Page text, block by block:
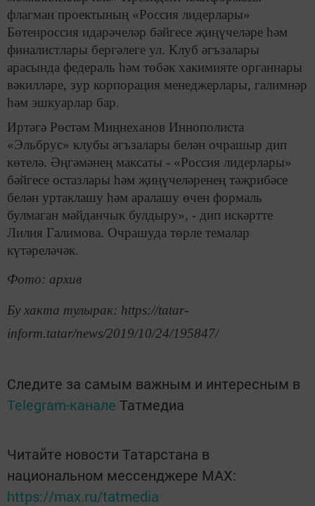
флагман проектының «Россия лидерлары»
Бөтенроссия идарәчеләр бәйгесе җиңүчеләре һәм
финалистлары бергәлеге ул. Клуб әгъзалары
арасында федераль һәм төбәк хакимияте органнары
вәкилләре, зур корпорация менеджерлары, галимнәр
һәм эшкуарлар бар.
Иртәгә Рөстәм Миңнеханов Иннополиста
«Эльбрус» клубы әгъзалары белән очрашыр дип
көтелә. Әңгәмәнең максаты - «Россия лидерлары»
бәйгесе остазлары һәм җиңүчеләренең тәҗрибәсе
белән уртаклашу һәм аралашу өчен формаль
булмаган мәйданчык булдыру», - дип искәртте
Лилия Галимова. Очрашуда төрле темалар
күтәреләчәк.
Фото: архив
Бу хакта тулырак: https://tatar-
inform.tatar/news/2019/10/24/195847/
Следите за самым важным и интересным в
Telegram-канале Татмедиа
Читайте новости Татарстана в
национальном мессенджере MАХ:
https://max.ru/tatmedia